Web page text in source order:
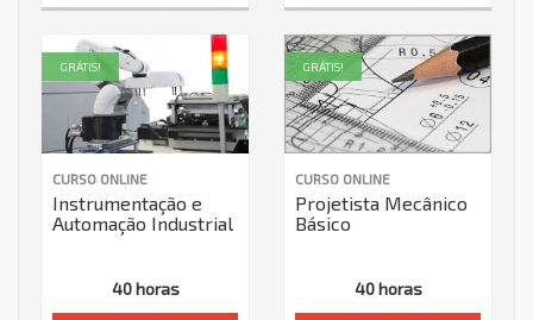
CURSO ONLINE
Instrumentação e
Automação Industrial
40 horas
GRÁTIS!
CURSO ONLINE
Projetista Mecânico
Básico
40 horas
GRÁTIS!